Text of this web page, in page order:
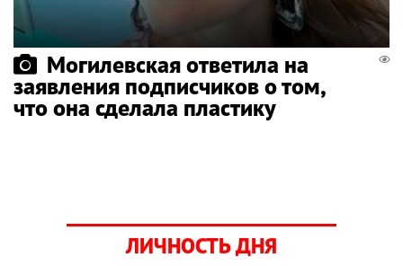
Могилевская ответила на
заявления подписчиков о том,
что она сделала пластику
ЛИЧНОСТЬ ДНЯ